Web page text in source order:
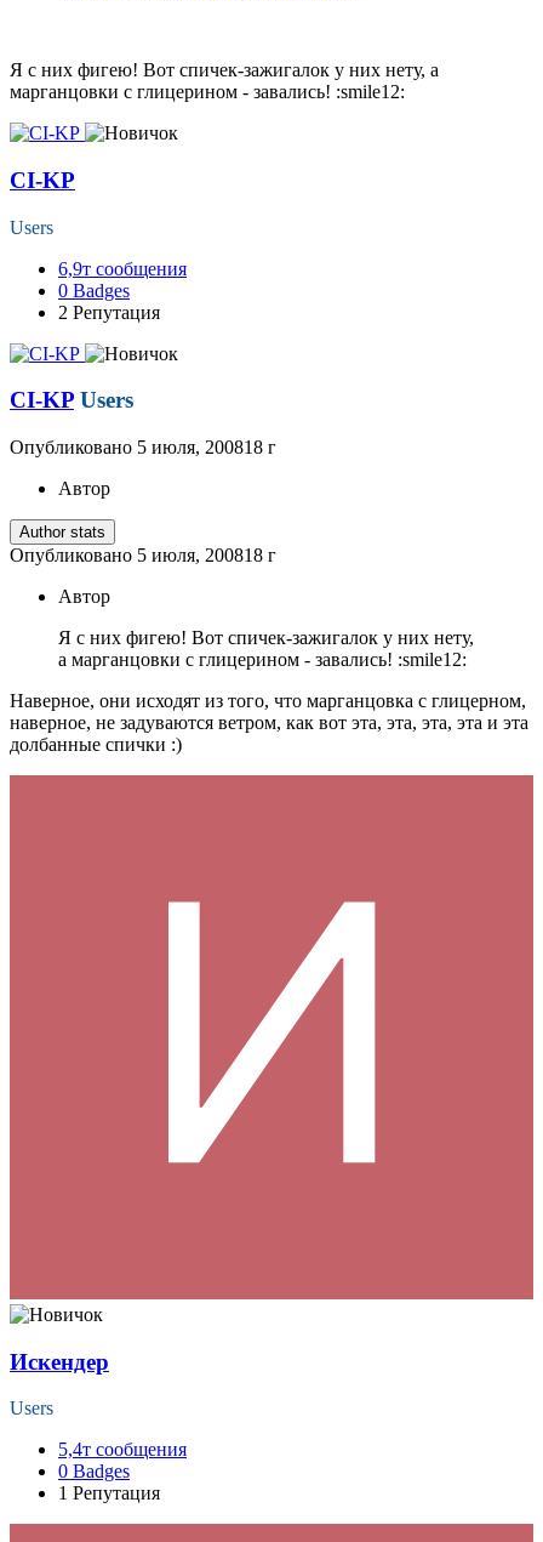
Я с них фигею! Вот спичек-зажигалок у них нету, а
марганцовки с глицерином - завались! :smile12:
CI-KP
Users
6,9т сообщения
0 Badges
2 Репутация
CI-KP Users
Опубликовано 5 июля, 200818 г
Автор
Author stats
Опубликовано 5 июля, 200818 г
Автор
Я с них фигею! Вот спичек-зажигалок у них нету,
а марганцовки с глицерином - завались! :smile12:
Наверное, они исходят из того, что марганцовка с глицерном,
наверное, не задуваются ветром, как вот эта, эта, эта, эта и эта
долбанные спички :)
Искендер
Users
5,4т сообщения
0 Badges
1 Репутация